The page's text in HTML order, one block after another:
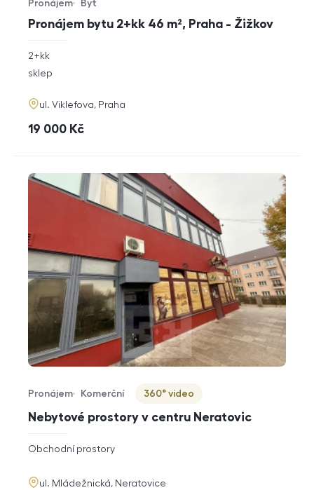
Pronájem bytu 2+kk 46 m², Praha - Žižkov
Typ nabídky
Pronájem
Typ nemovitosti
Byt
rozměry
2+kk
funkce
sklep
adresa
ul. Viklefova, Praha
cena
19 000 Kč
Nebytové prostory v centru Neratovic
Typ nabídky
Pronájem
Typ nemovitosti
Komerční
Virtuální prohlídka
360° video
rozměry
dispozice
Obchodní prostory
adresa
ul. Mládežnická, Neratovice